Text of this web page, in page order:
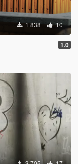
1 838 10
1.0